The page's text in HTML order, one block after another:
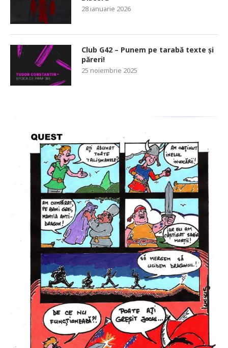
28 ianuarie 2026
Club G42 – Punem pe tarabă texte și
păreri!
25 noiembrie 2025